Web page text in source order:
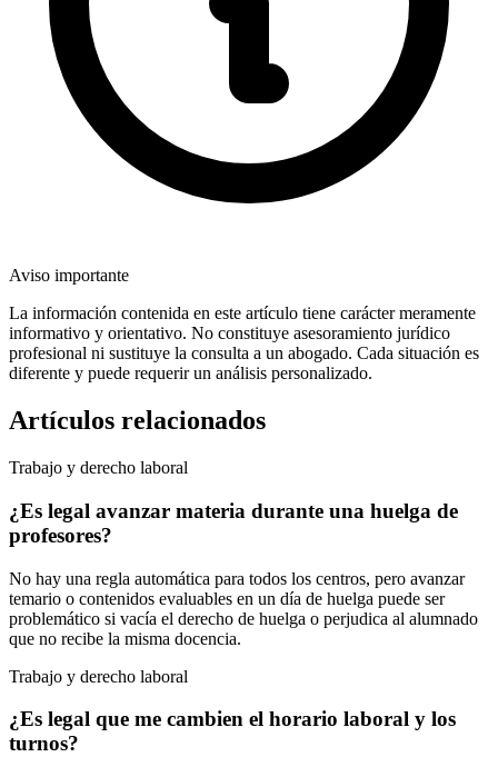
Aviso importante
La información contenida en este artículo tiene carácter meramente
informativo y orientativo. No constituye asesoramiento jurídico
profesional ni sustituye la consulta a un abogado. Cada situación es
diferente y puede requerir un análisis personalizado.
Artículos relacionados
Trabajo y derecho laboral
¿Es legal avanzar materia durante una huelga de
profesores?
No hay una regla automática para todos los centros, pero avanzar
temario o contenidos evaluables en un día de huelga puede ser
problemático si vacía el derecho de huelga o perjudica al alumnado
que no recibe la misma docencia.
Trabajo y derecho laboral
¿Es legal que me cambien el horario laboral y los
turnos?